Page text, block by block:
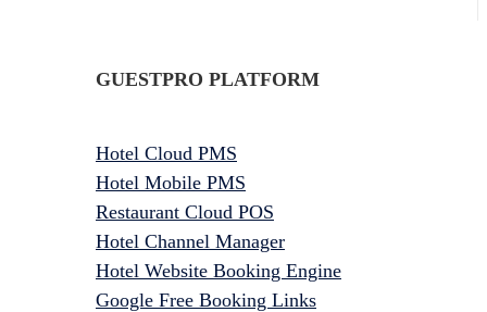
GUESTPRO PLATFORM
Hotel Cloud PMS
Hotel Mobile PMS
Restaurant Cloud POS
Hotel Channel Manager
Hotel Website Booking Engine
Google Free Booking Links